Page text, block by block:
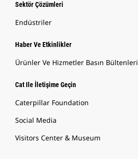
Sektör Çözümleri
Endüstriler
Haber Ve Etkinlikler
Ürünler Ve Hizmetler Basın Bültenleri
Cat Ile İletişime Geçin
Caterpillar Foundation
Social Media
Visitors Center & Museum